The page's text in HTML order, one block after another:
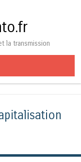
la transmission